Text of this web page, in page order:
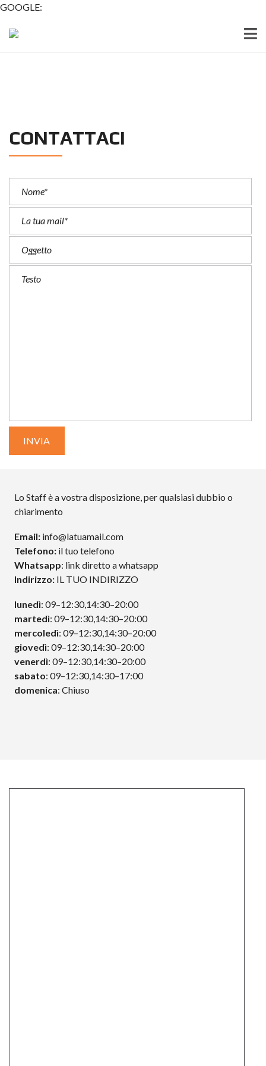
GOOGLE:
CONTATTACI
Lo Staff è a vostra disposizione, per qualsiasi dubbio o
chiarimento
Email: info@latuamail.com
Telefono: il tuo telefono
Whatsapp: link diretto a whatsapp
Indirizzo: IL TUO INDIRIZZO
lunedì: 09–12:30,14:30–20:00
martedì: 09–12:30,14:30–20:00
mercoledì: 09–12:30,14:30–20:00
giovedì: 09–12:30,14:30–20:00
venerdì: 09–12:30,14:30–20:00
sabato: 09–12:30,14:30–17:00
domenica: Chiuso